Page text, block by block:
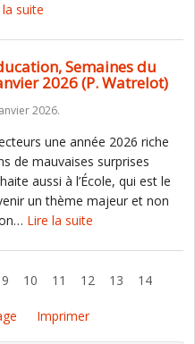
suite
Semaines du
2026 (P. Watrelot)
2026.
une année 2026 riche
de mauvaises surprises
aussi à l’École, qui est le
un thème majeur et non
Lire la suite
9 10 11 12 13
14
Imprimer